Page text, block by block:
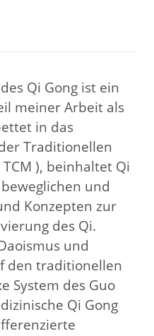
Qi Gong ist ein
meiner Arbeit als
in das
Traditionellen
), beinhaltet Qi
und
Konzepten zur
des Qi.
und
den traditionellen
System des Guo
Qi Gong